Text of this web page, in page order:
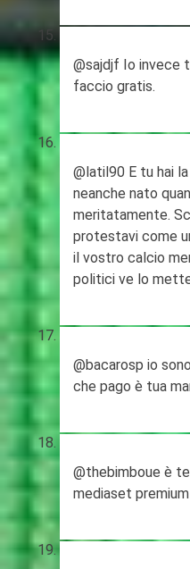
@sajdjf Io invece
faccio gratis.
@latil90 E tu hai
neanche nato
meritatamente.
protestavi come
il vostro calcio
politici ve lo
@bacarosp io
che pago è tua
@thebimboue è
mediaset premium